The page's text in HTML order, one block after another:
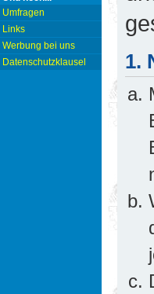
Umfragen
Links
Werbung bei uns
Datenschutzklausel
1.